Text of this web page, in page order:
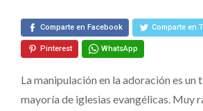
(Primera
Parte)
Comparte en Facebook Comparte en
Pinterest WhatsApp
La manipulación en la adoración es un
mayoría de iglesias evangélicas. Muy